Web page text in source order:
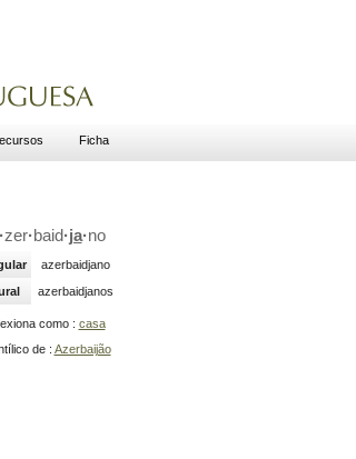
Ficha
zer· baid·ja·no
azerbaidjano
azerbaidjanos
como : casa
de : Azerbaijão